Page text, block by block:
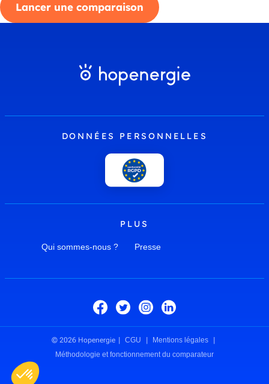
Lancer une comparaison
DONNÉES PERSONNELLES
PLUS
Qui sommes-nous ? Presse
© 2026 Hopenergie CGU
Mentions légales
Méthodologie et fonctionnement du comparateur